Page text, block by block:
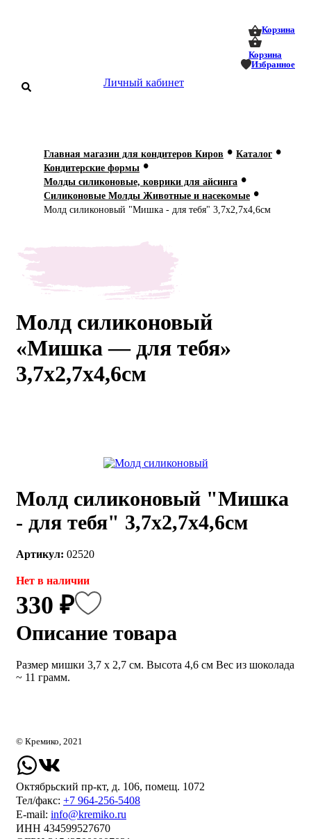
Корзина
Корзина
Избранное
Личный кабинет
Мастер-
классы
Главная магазин для кондитеров Киров • Каталог •
Кондитерские формы •
Молды силиконовые, коврики для айсинга •
Силиконовые Молды Животные и насекомые •
Молд силиконовый "Мишка - для тебя" 3,7х2,7х4,6см
Молд силиконовый
«Мишка — для тебя»
3,7х2,7х4,6см
Молд силиконовый "Мишка
- для тебя" 3,7х2,7х4,6см
Артикул: 02520
Нет в наличии
330 ₽
Описание товара
Размер мишки 3,7 х 2,7 см. Высота 4,6 см Вес из шоколада
~ 11 грамм.
© Кремико, 2021
Октябрьский пр-кт, д. 106, помещ. 1072
Тел/факс: +7 964-256-5408
Е-mail: info@kremiko.ru
ИНН 434599527670